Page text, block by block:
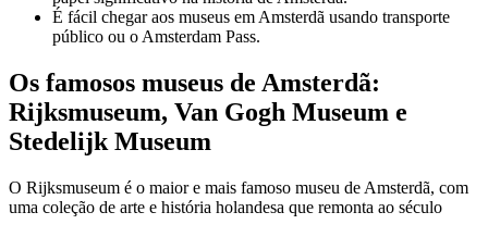
É fácil chegar aos museus em Amsterdã usando transporte
público ou o Amsterdam Pass.
Os famosos museus de Amsterdã:
Rijksmuseum, Van Gogh Museum e
Stedelijk Museum
O Rijksmuseum é o maior e mais famoso museu de Amsterdã, com
uma coleção de arte e história holandesa que remonta ao século